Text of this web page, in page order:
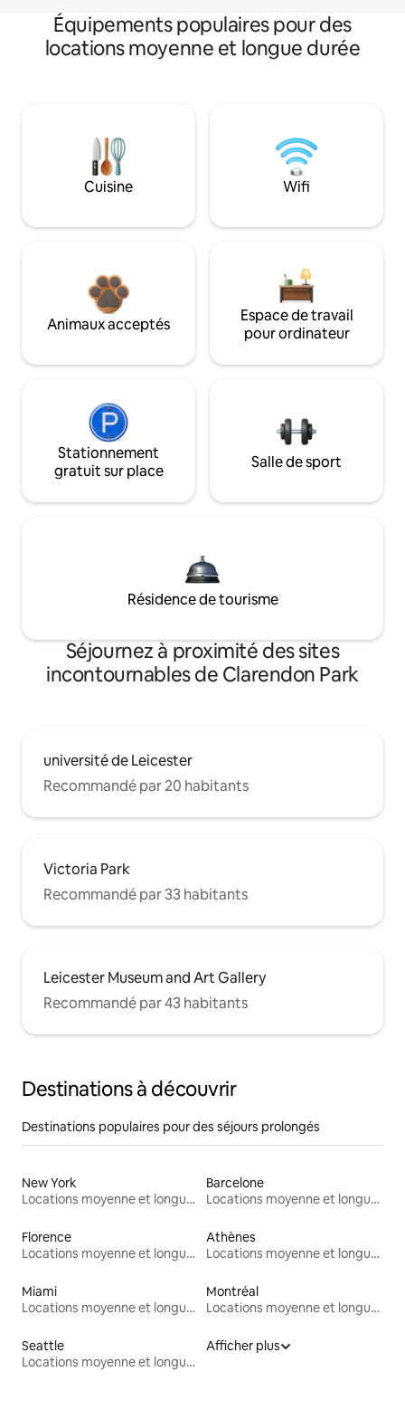
Équipements populaires pour des
locations moyenne et longue durée
Cuisine Wifi
Animaux acceptés
Espace de travail
pour ordinateur
Stationnement
gratuit sur place
Salle de sport
Résidence de tourisme
Séjournez à proximité des sites
incontournables de Clarendon Park
université de Leicester
Recommandé par 20 habitants
Victoria Park
Recommandé par 33 habitants
Leicester Museum and Art Gallery
Recommandé par 43 habitants
Destinations à découvrir
Destinations populaires pour des séjours prolongés
New York
Locations moyenne et longue durée
Barcelone
Locations moyenne et longue durée
Florence
Locations moyenne et longue durée
Athènes
Locations moyenne et longue durée
Miami
Locations moyenne et longue durée
Montréal
Locations moyenne et longue durée
Seattle
Locations moyenne et longue durée
Afficher plus